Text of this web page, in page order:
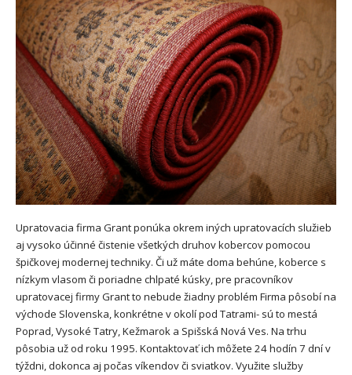
Upratovacia firma Grant ponúka okrem iných upratovacích služieb
aj vysoko účinné čistenie všetkých druhov kobercov pomocou
špičkovej modernej techniky. Či už máte doma behúne, koberce s
nízkym vlasom či poriadne chlpaté kúsky, pre pracovníkov
upratovacej firmy Grant to nebude žiadny problém Firma pôsobí na
východe Slovenska, konkrétne v okolí pod Tatrami- sú to mestá
Poprad, Vysoké Tatry, Kežmarok a Spišská Nová Ves. Na trhu
pôsobia už od roku 1995. Kontaktovať ich môžete 24 hodín 7 dní v
týždni, dokonca aj počas víkendov či sviatkov. Využite služby